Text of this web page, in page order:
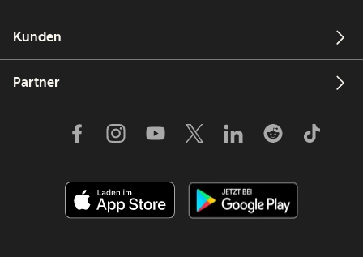
Kunden
Partner